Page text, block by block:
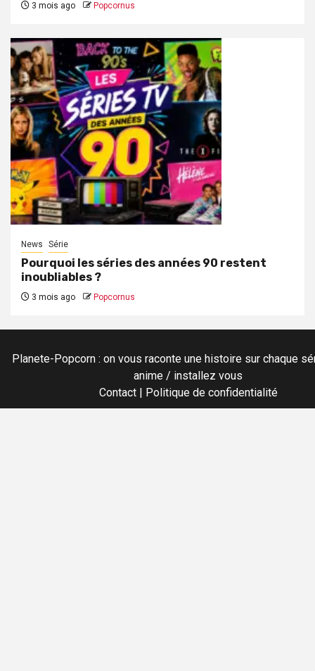
3 mois ago Popcornus
News Série
Pourquoi les séries des années 90 restent
inoubliables ?
3 mois ago Popcornus
Planete-Popcorn : on vous raconte une histoire sur chaque
anime / installez vous
Contact| Politique de confidentialité